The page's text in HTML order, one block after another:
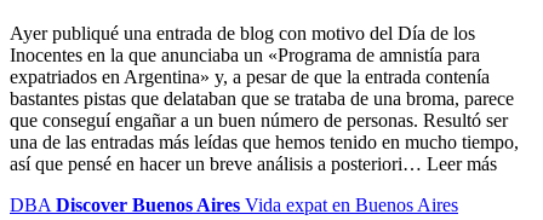
Ayer publiqué una entrada de blog con motivo del Día de los
Inocentes en la que anunciaba un «Programa de amnistía para
expatriados en Argentina» y, a pesar de que la entrada contenía
bastantes pistas que delataban que se trataba de una broma, parece
que conseguí engañar a un buen número de personas. Resultó ser
una de las entradas más leídas que hemos tenido en mucho tiempo,
así que pensé en hacer un breve análisis a posteriori… Leer más
DBA Discover Buenos Aires Vida expat en Buenos Aires